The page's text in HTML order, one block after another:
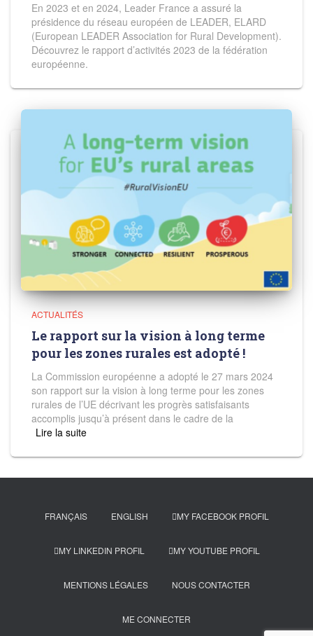
En 2023 et en 2024, Leader France a assuré la
présidence du réseau européen de LEADER, ELARD
(European LEADER Association for Rural Development).
Découvrez le rapport d’activités 2023 de la fédération
européenne.
ACTUALITÉS
Le rapport sur la vision à long terme
pour les zones rurales est adopté !
La Commission européenne a adopté le 27 mars 2024
son rapport sur la vision à long terme pour les zones
rurales de l’UE décrivant les progrès satisfaisants
accomplis jusqu’à présent dans le cadre de la
Read more
FRANÇAIS ENGLISH MY FACEBOOK PROFIL
MY LINKEDIN PROFIL MY YOUTUBE PROFIL
MENTIONS LÉGALES NOUS CONTACTER
ME CONNECTER